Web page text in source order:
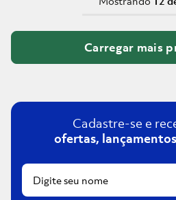
Cadastre-se e
ofertas,